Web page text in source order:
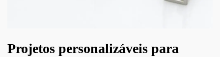
Projetos personalizáveis para